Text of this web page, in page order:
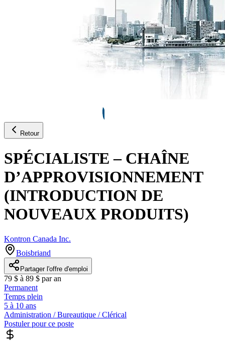
Retour
SPÉCIALISTE – CHAÎNE
D’APPROVISIONNEMENT
(INTRODUCTION DE
NOUVEAUX PRODUITS)
Kontron Canada Inc.
Boisbriand
Partager l'offre d'emploi
79 $ à 89 $ par an
Permanent
Temps plein
5 à 10 ans
Administration / Bureautique / Clérical
Postuler pour ce poste